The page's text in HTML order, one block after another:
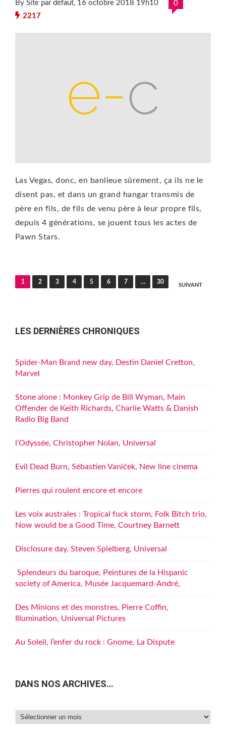
By Site par défaut, 16 octobre 2018 19h10
0
2217
Las Vegas, donc, en banlieue sûrement, ça ils ne le
disent pas, et dans un grand hangar transmis de
père en fils, de fils de venu père à leur propre fils,
depuis 4 générations, se jouent tous les actes de
Pawn Stars.
Pagination
1 2 3 4 5 6 7 … 30
SUIVANT
LES DERNIÈRES CHRONIQUES
Spider-Man Brand new day, Destin Daniel Cretton,
Marvel
Stone alone : Monkey Grip de Bill Wyman, Main
Offender de Keith Richards, Charlie Watts & Danish
Radio Big Band
l’Odyssée, Christopher Nolan, Universal
Evil Dead Burn, Sébastien Vaniček, New line cinema
Pierres qui roulent encore et encore
Les voix australes : Tropical fuck storm, Folk Bitch trio,
Now would be a Good Time, Courtney Barnett
Disclosure day, Steven Spielberg, Universal
Splendeurs du baroque, Peintures de la Hispanic
society of America, Musée Jacquemard-André,
Des Minions et des monstres, Pierre Coffin,
Illumination, Universal Pictures
Au Soleil, l’enfer du rock : Gnome, La Dispute
DANS NOS ARCHIVES…
Dans